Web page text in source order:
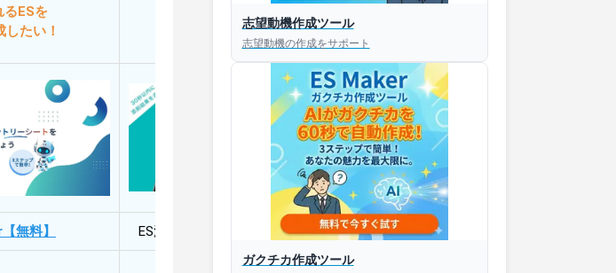
るESを
たい！
添削してほしい！
無料】 ES添削・面接対策アプリ【無料】
志望動機作成ツール
志望動機の作成をサポート
ガクチカ作成ツール